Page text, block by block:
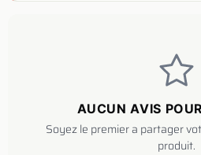
AUCUN AVIS
Soyez le premier a partager
produit.